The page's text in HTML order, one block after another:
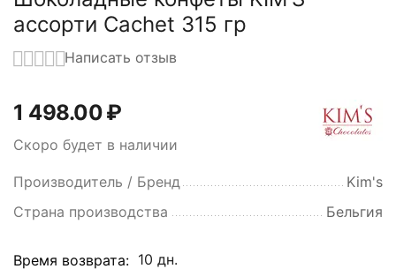
ассорти Cachet 315 гр
Написать отзыв
1 498.00₽
Скоро будет в наличии
Производитель / Бренд
Kim's
Страна производства
Бельгия
Время возврата: 10 дн.